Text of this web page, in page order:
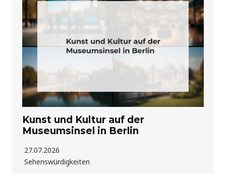
Kunst und Kultur auf der
Museumsinsel in Berlin
27.07.2026
Sehenswürdigkeiten